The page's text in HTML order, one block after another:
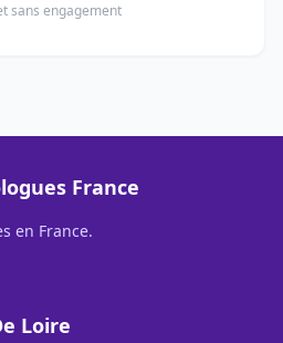
sans engagement
France
en France.
Loire